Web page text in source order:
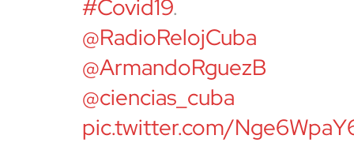
#Covid19.
@RadioRelojCuba
@ArmandoRguezB
@ciencias_cuba
pic.twitter.com/